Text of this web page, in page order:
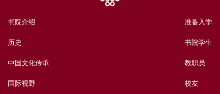
书院介绍
历史
中国文化传承
国际视野
准备入学
书院学生
教职员
校友